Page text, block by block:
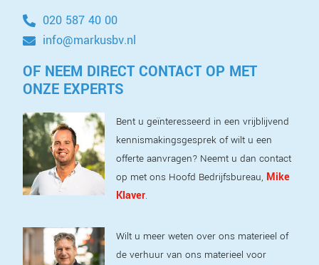
020 587 40 00
info@markusbv.nl
OF NEEM DIRECT CONTACT OP MET
ONZE EXPERTS
Bent u geïnteresseerd in een vrijblijvend
kennismakingsgesprek of wilt u een
offerte aanvragen? Neemt u dan contact
op met ons Hoofd Bedrijfsbureau, Mike
Klaver.
Wilt u meer weten over ons materieel of
de verhuur van ons materieel voor